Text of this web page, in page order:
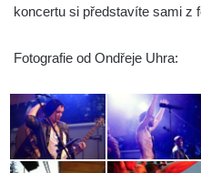
koncertu si představíte sami z
Fotografie od Ondřeje Uhra: